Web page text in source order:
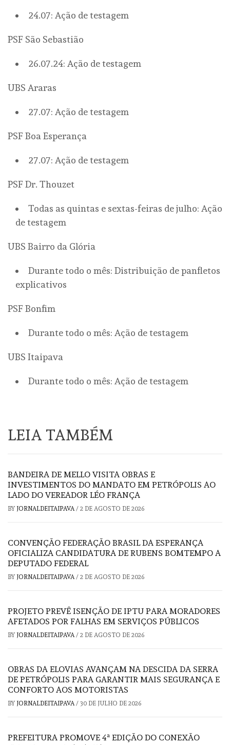
24.07: Ação de testagem
PSF São Sebastião
26.07.24: Ação de testagem
UBS Araras
27.07: Ação de testagem
PSF Boa Esperança
27.07: Ação de testagem
PSF Dr. Thouzet
Todas as quintas e sextas-feiras de julho: Ação
de testagem
UBS Bairro da Glória
Durante todo o mês: Distribuição de panfletos
explicativos
PSF Bonfim
Durante todo o mês: Ação de testagem
UBS Itaipava
Durante todo o mês: Ação de testagem
LEIA TAMBÉM
BANDEIRA DE MELLO VISITA OBRAS E
INVESTIMENTOS DO MANDATO EM PETRÓPOLIS AO
LADO DO VEREADOR LÉO FRANÇA
BY JORNALDEITAIPAVA/ 2 DE AGOSTO DE 2026
CONVENÇÃO FEDERAÇÃO BRASIL DA ESPERANÇA
OFICIALIZA CANDIDATURA DE RUBENS BOMTEMPO A
DEPUTADO FEDERAL
BY JORNALDEITAIPAVA/ 2 DE AGOSTO DE 2026
PROJETO PREVÊ ISENÇÃO DE IPTU PARA MORADORES
AFETADOS POR FALHAS EM SERVIÇOS PÚBLICOS
BY JORNALDEITAIPAVA/ 2 DE AGOSTO DE 2026
OBRAS DA ELOVIAS AVANÇAM NA DESCIDA DA SERRA
DE PETRÓPOLIS PARA GARANTIR MAIS SEGURANÇA E
CONFORTO AOS MOTORISTAS
BY JORNALDEITAIPAVA/ 30 DE JULHO DE 2026
PREFEITURA PROMOVE 4ª EDIÇÃO DO CONEXÃO